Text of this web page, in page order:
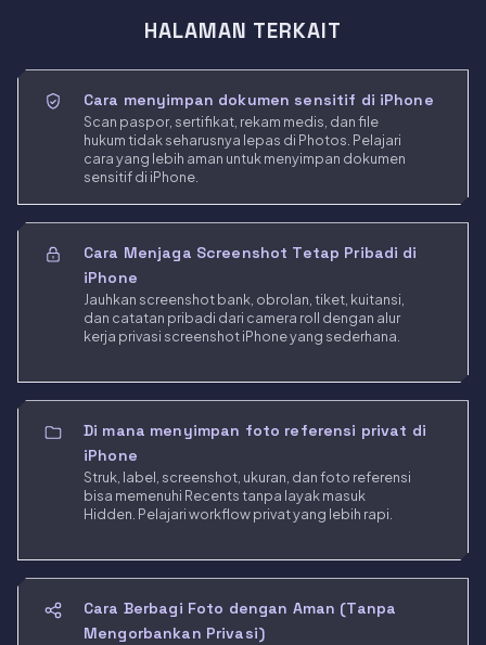
HALAMAN TERKAIT
Cara menyimpan dokumen sensitif di iPhone
Scan paspor, sertifikat, rekam medis, dan file
hukum tidak seharusnya lepas di Photos. Pelajari
cara yang lebih aman untuk menyimpan dokumen
sensitif di iPhone.
Cara Menjaga Screenshot Tetap Pribadi di
iPhone
Jauhkan screenshot bank, obrolan, tiket, kuitansi,
dan catatan pribadi dari camera roll dengan alur
kerja privasi screenshot iPhone yang sederhana.
Di mana menyimpan foto referensi privat di
iPhone
Struk, label, screenshot, ukuran, dan foto referensi
bisa memenuhi Recents tanpa layak masuk
Hidden. Pelajari workflow privat yang lebih rapi.
Cara Berbagi Foto dengan Aman (Tanpa
Mengorbankan Privasi)